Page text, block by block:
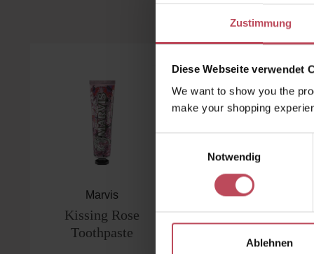
Zustimmung
Diese Webseite verwendet
We want to show you the
make your shopping
Notwendig
Ablehnen
Kunden
Marvis
Kissing Rose
Toothpaste
LEBON
Zungenscharber